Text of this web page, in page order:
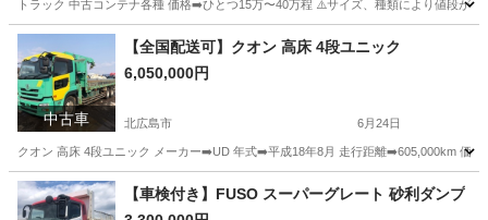
トラック 中古コンテナ各種 価格➡️ひとつ15万〜40万程 ⚠️サイズ、種類により値段が
北海道 北広島市 その他 コンテナ
中古車
【全国配送可】クオン 高床 4段ユニック
6,050,000円
北広島市 6月24日
クオン 高床 4段ユニック メーカー➡️UD 年式➡️平成18年8月 走行距離➡️605,000km 価
北海道 北広島市 その他
【車検付き】FUSO スーパーグレート 砂利ダンプ